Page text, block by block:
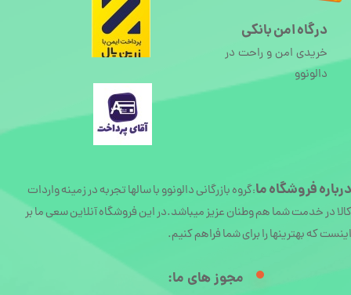
دربارهفروشگاه ما:گروه بازرگانی دالونوو با سالها تجربه در زمینه واردات
کالا در خدمت شما هم وطنان عزیز میباشد.در این فروشگاه آنلاین سعی ما بر
اینست که بهترینها را برای شما فراهم کنیم.
درگاه امن بانکی
خریدی امن و راحت در
دالونوو
مجوز های ما:​